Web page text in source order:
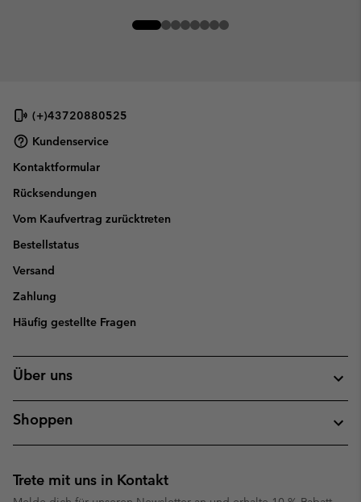
(+)43720880525
Kundenservice
Kontaktformular
Rücksendungen
Vom Kaufvertrag zurücktreten
Bestellstatus
Versand
Zahlung
Häufig gestellte Fragen
Über uns
Shoppen
Trete mit uns in Kontakt